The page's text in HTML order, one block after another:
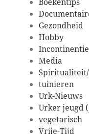
Boekentips
Gezondheid
Hobby
Media
tuinieren
Urk-Nieuws
Urker jeugd
vegetarisch
Vrije-Tijd